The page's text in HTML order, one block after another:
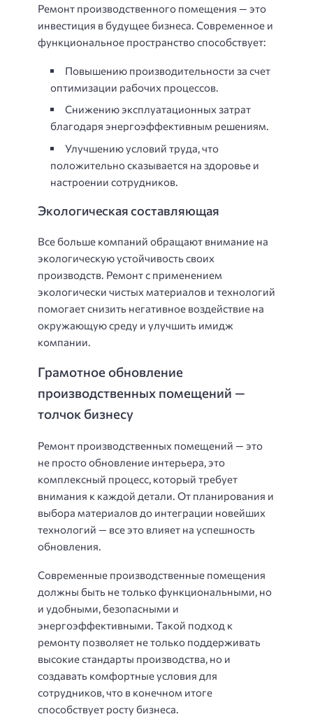
Ремонт производственного помещения — это
инвестиция в будущее бизнеса. Современное и
функциональное пространство способствует:
Повышению производительности за счет
оптимизации рабочих процессов.
Снижению эксплуатационных затрат
благодаря энергоэффективным решениям.
Улучшению условий труда, что
положительно сказывается на здоровье и
настроении сотрудников.
Экологическая составляющая
Все больше компаний обращают внимание на
экологическую устойчивость своих
производств. Ремонт с применением
экологически чистых материалов и технологий
помогает снизить негативное воздействие на
окружающую среду и улучшить имидж
компании.
Грамотное обновление
производственных помещений —
толчок бизнесу
Ремонт производственных помещений — это
не просто обновление интерьера, это
комплексный процесс, который требует
внимания к каждой детали. От планирования и
выбора материалов до интеграции новейших
технологий — все это влияет на успешность
обновления.
Современные производственные помещения
должны быть не только функциональными, но
и удобными, безопасными и
энергоэффективными. Такой подход к
ремонту позволяет не только поддерживать
высокие стандарты производства, но и
создавать комфортные условия для
сотрудников, что в конечном итоге
способствует росту бизнеса.